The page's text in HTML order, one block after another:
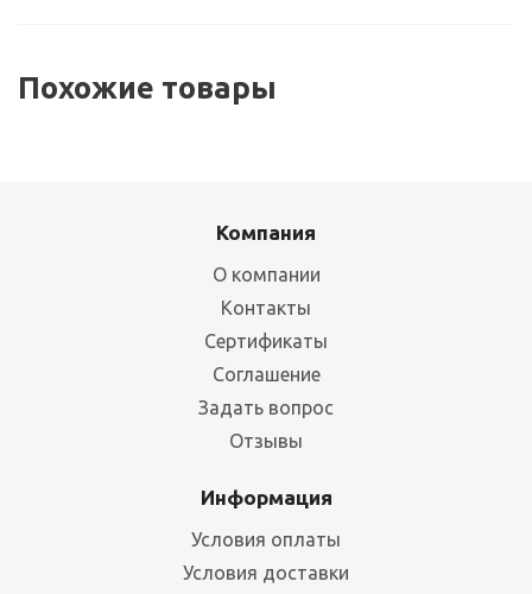
Похожие товары
Комплект К-1 (650x850x250)
/шт
Компания
О компании
Контакты
Сертификаты
Соглашение
Задать вопрос
Отзывы
Информация
Условия оплаты
Условия доставки